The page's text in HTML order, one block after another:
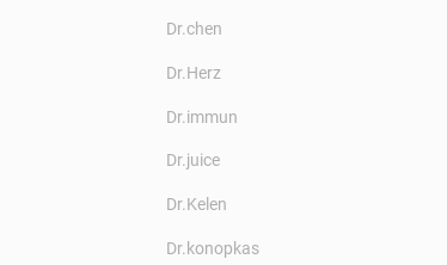
Dr.chen
Dr.Herz
Dr.immun
Dr.juice
Dr.Kelen
Dr.konopkas